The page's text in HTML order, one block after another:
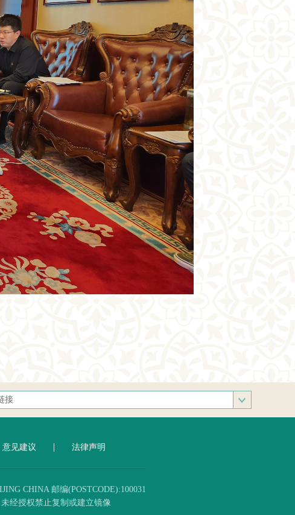
接
战部
府网
意见建议 | 法律声明
CHINA 邮编(POSTCODE):100031
经授权禁止复制或建立镜像